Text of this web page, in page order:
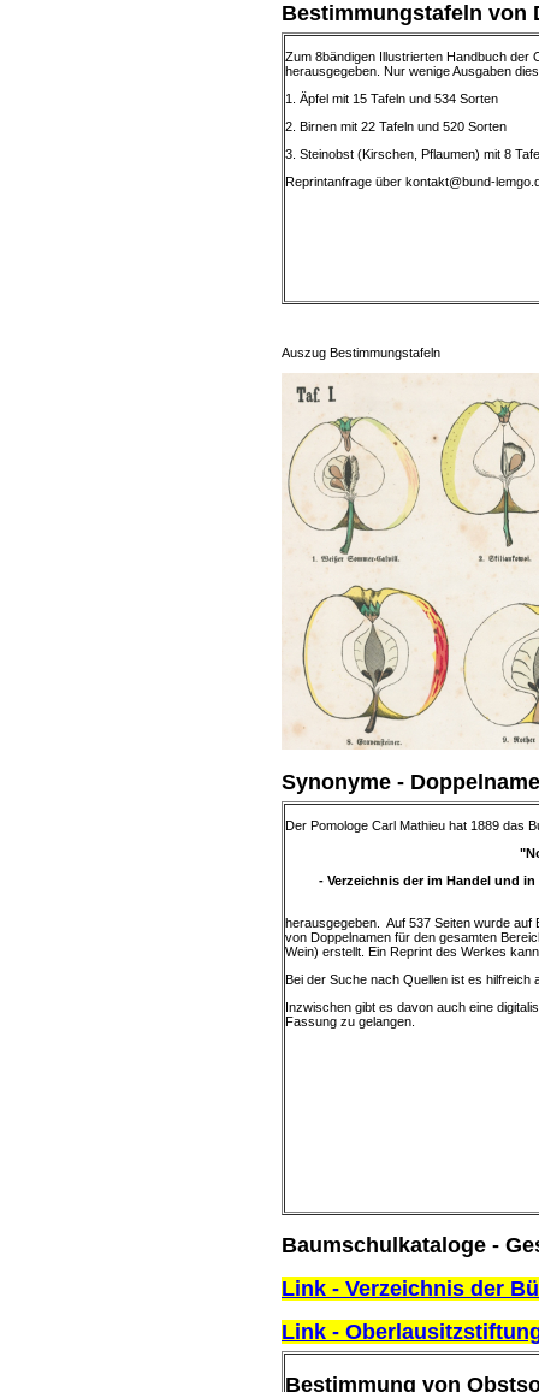
Bestimmungstafeln von
Zum 8bändigen Illustrierten Handbuch der
herausgegeben. Nur wenige Ausgaben
1. Äpfel mit 15 Tafeln und 534 Sorten
2. Birnen mit 22 Tafeln und 520 Sorten
3. Steinobst (Kirschen, Pflaumen) mit 8
Reprintanfrage über kontakt@bund-
Auszug Bestimmungstafeln
Synonyme -
Der Pomologe Carl Mathieu hat 1889 das
- Verzeichnis der im Handel und
herausgegeben. Auf 537 Seiten wurde
von Doppelnamen für den gesamten
Wein) erstellt. Ein Reprint des Werkes
Bei der Suche nach Quellen ist es
Inzwischen gibt es davon auch eine
Fassung zu gelangen.
Baumschulkataloge -
Link - Verzeichnis der
Link -
Bestimmung von